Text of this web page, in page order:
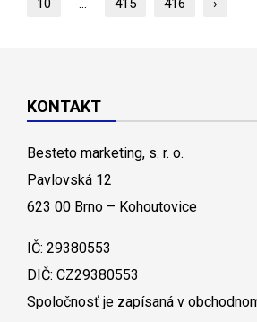
10
... 415 416 ›
KONTAKT
Besteto marketing, s. r. o.
Pavlovská 12
623 00 Brno – Kohoutovice
IČ: 29380553
DIČ: CZ29380553
Spoločnosť je zapísaná v